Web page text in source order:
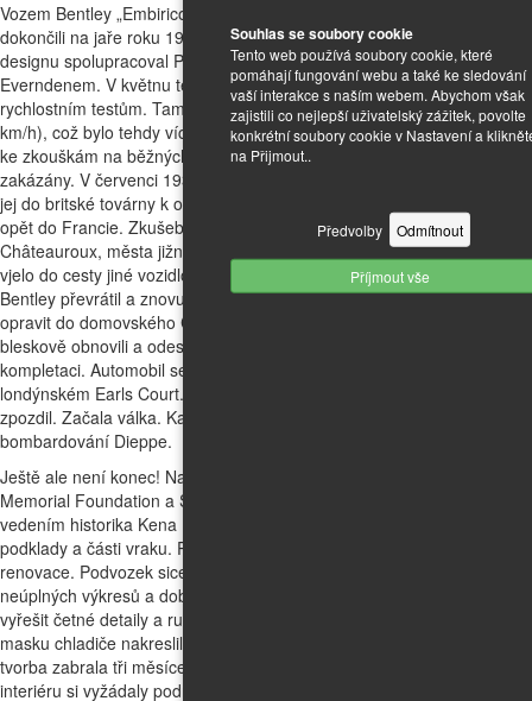
Souhlas se soubory cookie
Tento web používá soubory cookie, které
pomáhají fungování webu a také ke sledování
vaší interakce s naším webem. Abychom však
zajistili co nejlepší uživatelský zážitek, povolte
konkrétní soubory cookie v Nastavení a
na Přijmout..
Předvolby Odmítnout
Příjmout vše
Vozem Bentley „Embiricos“ inspirovaný vůz, postavený na šasi 14-B-V,
dokončili na jaře roku 1939, další tři podvozky už karosovat nestihli. Na
designu spolupracoval Paulin s továrním stylistou Ivanem
Everndenem. V květnu téhož roku jej poslali na autodrom Brooklands k
rychlostním testům. Tam dobře zvládal rychlosti přes 109 mph (175
km/h), což bylo tehdy více než uspokojivé. Pak vůz poslali do Francie
ke zkouškám na běžných silnicích, protože podobné testy byly v Anglii
zakázány. V červenci 1939 se tam unikát střetl s autobusem. Dopravili
jej do britské továrny k opravě a znovuzrozený již v srpnu 1939 poslali
opět do Francie. Zkušební řidič Percy Rose vezl Bentley do zázemí v
Châteauroux, města jižně od Paříže. Kousek před cílem mu nenadále
vjelo do cesty jiné vozidlo. Strhl volant tak nešťastně, že trefil strom,
Bentley převrátil a znovu zničil. Z vraku sejmuli karoserii a šasi poslali
opravit do domovského Crewe, karoserii do pařížské karosárny. Tam ji
bleskově obnovili a odeslali přes přístav Dieppe do Británie ke
kompletaci. Automobil se měl stát hvězdou podzimního autosalonu v
londýnském Earls Court. Chybou administrativy se však transport
zpozdil. Začala válka. Karoserie se stala obětí německého
bombardování Dieppe.
Ještě ale není konec! Nadšení dobrovolníci nadací W.O. Bentley
Memorial Foundation a Sir Henry Royce Memorial Foundation pod
vedením historika Kena Lea začali roku 2001 hledat a shromažďovat
podklady a části vraku. Pak se pustili ve volném čase do jeho pomalé
renovace. Podvozek sice existoval, ale karoserii museli na základě
neúplných výkresů a dobových fotografií prakticky znovu vymyslet,
vyřešit četné detaily a ručně od základu postavit. I když například
masku chladiče nakreslili počítačovým programem CAD, její ruční
tvorba zabrala tři měsíce. Materiály a barvy obkladů a čalounění
interiéru si vyžádaly podrobné historické rešerše.